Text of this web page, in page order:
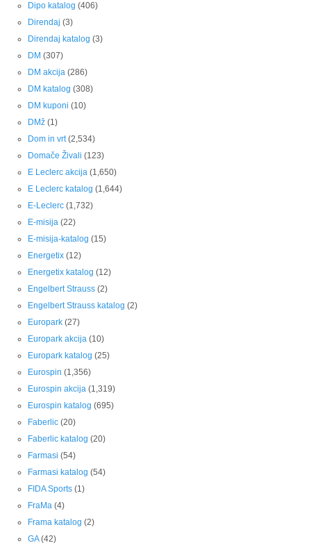
Dipo katalog (406)
Direndaj (3)
Direndaj katalog (3)
DM (307)
DM akcija (286)
DM katalog (308)
DM kuponi (10)
DMž (1)
Dom in vrt(2,534)
Domače Živali (123)
E Leclerc akcija (1,650)
E Leclerc katalog (1,644)
E-Leclerc (1,732)
E-misija (22)
E-misija-katalog (15)
Energetix (12)
Energetix katalog (12)
Engelbert Strauss (2)
Engelbert Strauss katalog (2)
Europark (27)
Europark akcija (10)
Europark katalog (25)
Eurospin (1,356)
Eurospin akcija (1,319)
Eurospin katalog (695)
Faberlic (20)
Faberlic katalog (20)
Farmasi (54)
Farmasi katalog (54)
FIDA Sports (1)
FraMa (4)
Frama katalog (2)
GA(42)